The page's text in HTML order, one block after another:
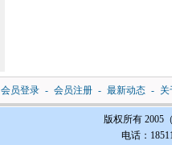
会员登录 - 会员注册 - 最新动态 - 关
版权所有 2005
电话：